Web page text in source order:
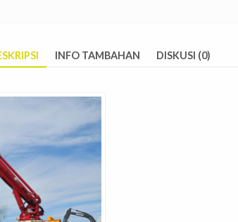
INFO TAMBAHAN DISKUSI (0)